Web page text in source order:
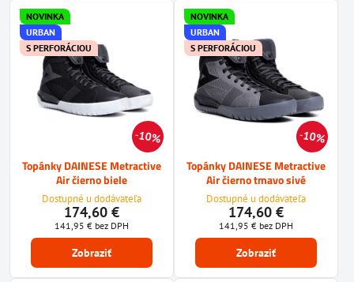
10%
NOVINKA
URBAN
S PERFORÁCIOU
Topánky DAINESE Metractive
Air čierno biele
Dostupné u dodávateľa
174,60 €
141,95 € bez DPH
Zobraziť
10%
NOVINKA
URBAN
S PERFORÁCIOU
Topánky DAINESE Metractive
Air čierno tmavo sivé
Dostupné u dodávateľa
174,60 €
141,95 € bez DPH
Zobraziť